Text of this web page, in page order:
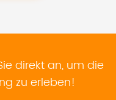
direkt an, um die
zu erleben!